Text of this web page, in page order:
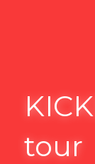
tour